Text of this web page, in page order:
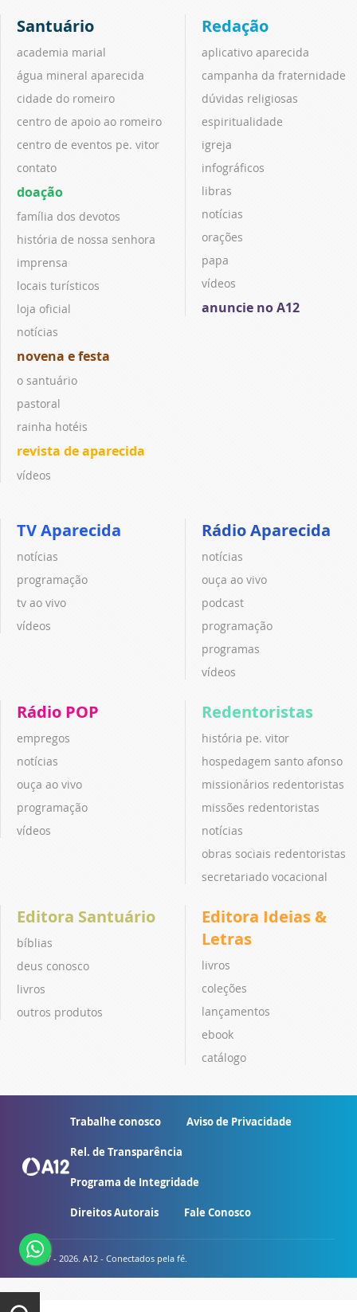
Santuário
academia marial
água mineral aparecida
cidade do romeiro
centro de apoio ao romeiro
centro de eventos pe. vitor
contato
doação
família dos devotos
história de nossa senhora
imprensa
locais turísticos
loja oficial
notícias
novena e festa
o santuário
pastoral
rainha hotéis
revista de aparecida
vídeos
Redação
aplicativo aparecida
campanha da fraternidade
dúvidas religiosas
espiritualidade
igreja
infográficos
libras
notícias
orações
papa
vídeos
anuncie no A12
TV Aparecida
notícias
programação
tv ao vivo
vídeos
Rádio Aparecida
notícias
ouça ao vivo
podcast
programação
programas
vídeos
Rádio POP
empregos
notícias
ouça ao vivo
programação
vídeos
Redentoristas
história pe. vitor
hospedagem santo afonso
missionários redentoristas
missões redentoristas
notícias
obras sociais redentoristas
secretariado vocacional
Editora Santuário
bíblias
deus conosco
livros
outros produtos
Editora Ideias &
Letras
livros
coleções
lançamentos
ebook
catálogo
Trabalhe conosco Aviso de Privacidade
Rel. de Transparência
Programa de Integridade
Direitos Autorais Fale Conosco
© 2007 - 2026. A12 - Conectados pela fé.